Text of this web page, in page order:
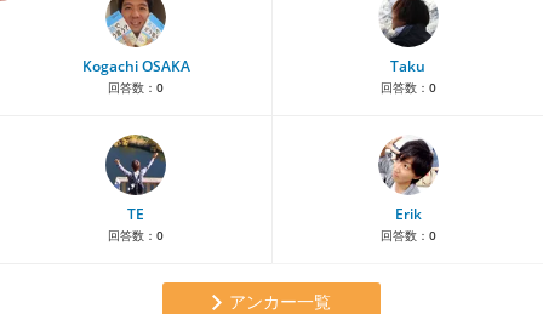
Kogachi OSAKA
回答数： 0
Taku
回答数： 0
TE
回答数： 0
Erik
回答数： 0
アンカー一覧